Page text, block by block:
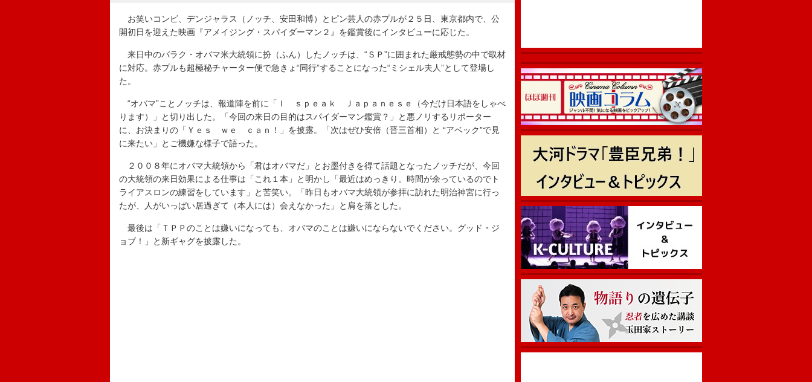
お笑いコンビ、デンジャラス（ノッチ、安田和博）とピン芸人の赤プルが２５日、東京都内で、公
開初日を迎えた映画『アメイジング・スパイダーマン２』を鑑賞後にインタビューに応じた。
来日中のバラク・オバマ米大統領に扮（ふん）したノッチは、“ＳＰ”に囲まれた厳戒態勢の中で取材
に対応。赤プルも超極秘チャーター便で急きょ“同行”することになった“ミシェル夫人”として登場し
た。
“オバマ”ことノッチは、報道陣を前に「Ｉ ｓｐｅａｋ Ｊａｐａｎｅｓｅ（今だけ日本語をしゃべ
ります）」と切り出した。「今回の来日の目的はスパイダーマン鑑賞？」と悪ノリするリポーター
に、お決まりの「Ｙｅｓ ｗｅ ｃａｎ！」を披露。「次はぜひ安倍（晋三首相）と “アベック”で見
に来たい」とご機嫌な様子で語った。
２００８年にオバマ大統領から「君はオバマだ」とお墨付きを得て話題となったノッチだが、今回
の大統領の来日効果による仕事は「これ１本」と明かし「最近はめっきり。時間が余っているのでト
ライアスロンの練習をしています」と苦笑い。「昨日もオバマ大統領が参拝に訪れた明治神宮に行っ
たが、人がいっぱい居過ぎて（本人には）会えなかった」と肩を落とした。
最後は「ＴＰＰのことは嫌いになっても、オバマのことは嫌いにならないでください。グッド・ジ
ョブ！」と新ギャグを披露した。